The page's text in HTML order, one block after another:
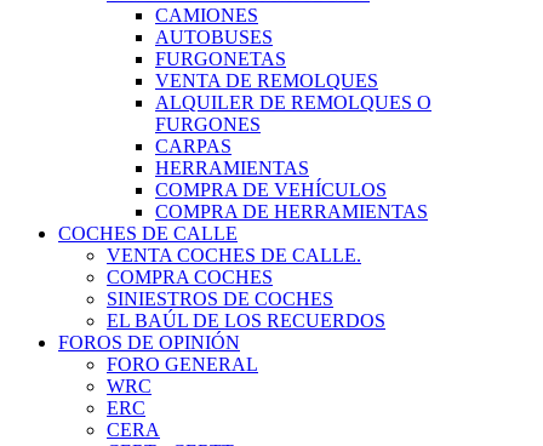
CAMIONES
AUTOBUSES
FURGONETAS
VENTA DE REMOLQUES
ALQUILER DE REMOLQUES O
FURGONES
CARPAS
HERRAMIENTAS
COMPRA DE VEHÍCULOS
COMPRA DE HERRAMIENTAS
COCHES DE CALLE
VENTA COCHES DE CALLE.
COMPRA COCHES
SINIESTROS DE COCHES
EL BAÚL DE LOS RECUERDOS
FOROS DE OPINIÓN
FORO GENERAL
WRC
ERC
CERA